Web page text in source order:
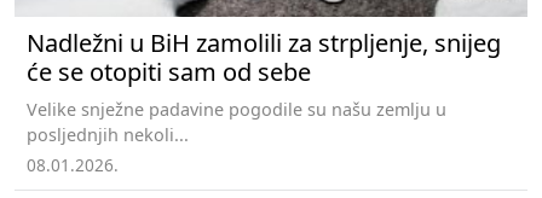
Nadležni u BiH zamolili za strpljenje, snijeg
će se otopiti sam od sebe
Velike snježne padavine pogodile su našu zemlju u
posljednjih nekoli...
08.01.2026.